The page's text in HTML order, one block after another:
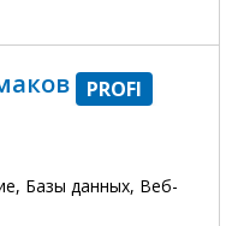
PROFI
Базы данных, Веб-